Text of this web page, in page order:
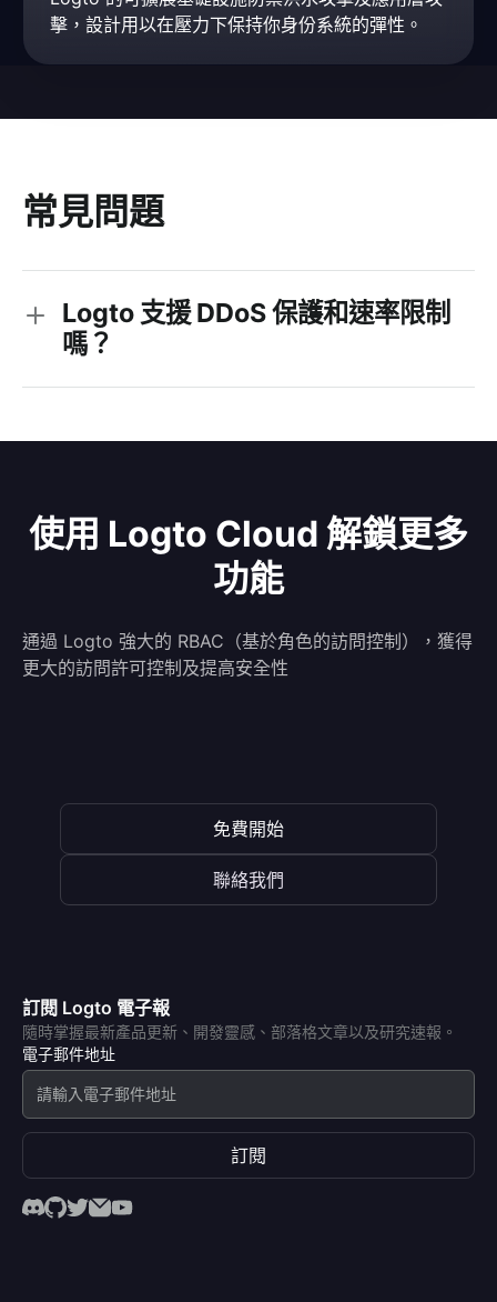
擊，設計用以在壓力下保持你身份系統的彈性。
常見問題
Logto 支援 DDoS 保護和速率限制
嗎？
使用 Logto Cloud 解鎖更多
功能
通過 Logto 強大的 RBAC（基於角色的訪問控制），獲得
更大的訪問許可控制及提高安全性
免費開始
聯絡我們
訂閱 Logto 電子報
隨時掌握最新產品更新、開發靈感、部落格文章以及研究速報。
電子郵件地址
訂閱